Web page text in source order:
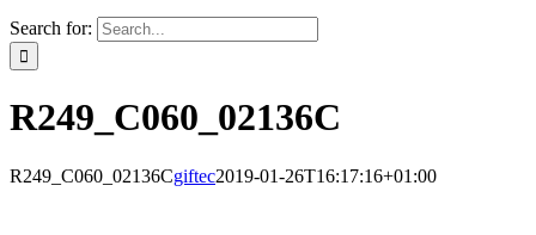
Search for:
R249_C060_02136C
R249_C060_02136Cgiftec2019-01-26T16:17:16+01:00